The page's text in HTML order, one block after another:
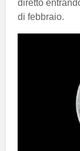
diretto
di febbraio.